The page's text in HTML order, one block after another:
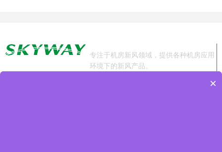
专注于机房新风领域，提供各种机房应用
环境下的新风产品。
×